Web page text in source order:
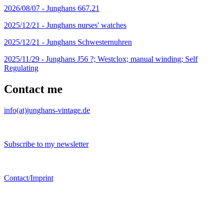
2026/08/07 - Junghans 667.21
2025/12/21 - Junghans nurses' watches
2025/12/21 - Junghans Schwesternuhren
2025/11/29 - Junghans J56 ?; Westclox; manual winding; Self
Regulating
Contact me
info(at)junghans-vintage.de
Subscribe to my newsletter
Contact/Imprint